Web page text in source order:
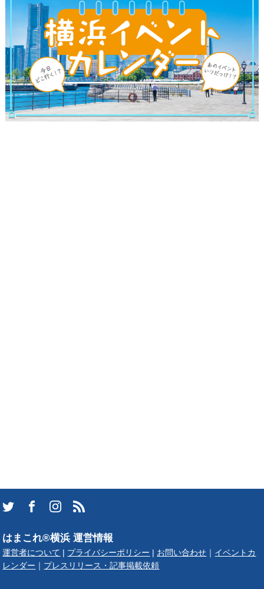
はまこれ®横浜 運営情報
運営者について プライバシーポリシー お問い合わせ
イベントカ
レンダー
プレスリリース・記事掲載依頼